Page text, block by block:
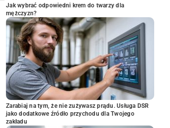
Jak wybrać odpowiedni krem do twarzy dla
mężczyzn?
Zarabiaj na tym, że nie zużywasz prądu. Usługa DSR
jako dodatkowe źródło przychodu dla Twojego
zakładu